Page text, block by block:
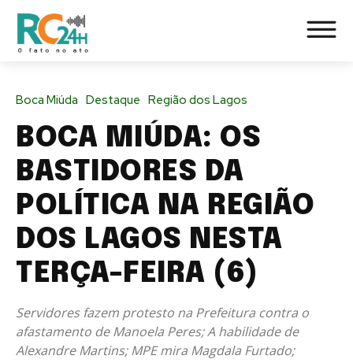
Boca Miúda Destaque Região dos Lagos
BOCA MIÚDA: OS
BASTIDORES DA
POLÍTICA NA REGIÃO
DOS LAGOS NESTA
TERÇA-FEIRA (6)
Servidores fazem protesto na Prefeitura contra o
afastamento de Manoela Peres; A habilidade de
Alexandre Martins; MPE mira Magdala Furtado;